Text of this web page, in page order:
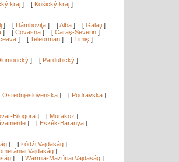
kraj ] [ Košický kraj ]
] [ Dâmboviţa ] [Alba ] [ Galaţi ]
] [ Covasna ] [ Caraş-Severin ]
] [ Teleorman ] [ Timiş ]
] [ Pardubický ]
Osrednjeslovenska ] [ Podravska ]
Bilogora ] [ Muraköz ]
] [ Eszék-Baranya ]
] [ Łódźi Vajdaság ]
Vajdaság ]
] [ Warmia-Mazúriai Vajdaság ]